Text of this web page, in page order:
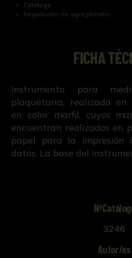
Catálogo
Registrador de agregómetro
FICHA
Instrumento para
plaquetaria, realizado
en color marfil, cuyos
encuentran realizados en
papel para la impresión
datos. La base del
3246
Autor/es